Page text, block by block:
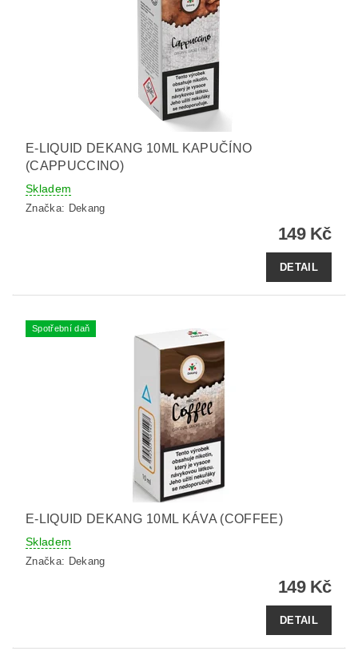
E-LIQUID DEKANG 10ML KAPUČÍNO
(CAPPUCCINO)
Skladem
Značka: Dekang
149 Kč
DETAIL
Spotřební daň
E-LIQUID DEKANG 10ML KÁVA (COFFEE)
Skladem
Značka: Dekang
149 Kč
DETAIL